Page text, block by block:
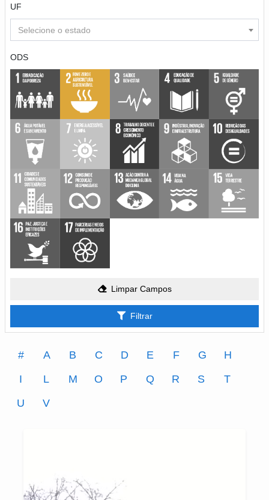
UF
Selecione o estado
ODS
Limpar Campos
Filtrar
# A B C D E F G
H
I
L M O P Q R S
T
U
V